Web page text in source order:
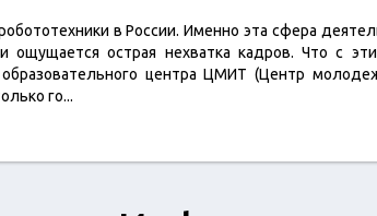
в России. Именно эта сфера
острая нехватка кадров. Что с
центра ЦМИТ (Центр
го...